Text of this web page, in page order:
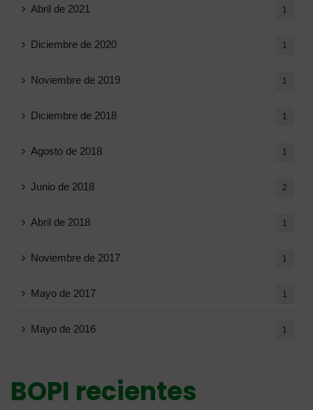
Abril de 2021 1
Diciembre de 2020 1
Noviembre de 2019 1
Diciembre de 2018 1
Agosto de 2018 1
Junio ​​de 2018 2
Abril de 2018 1
Noviembre de 2017 1
Mayo de 2017 1
Mayo de 2016 1
BOPI recientes